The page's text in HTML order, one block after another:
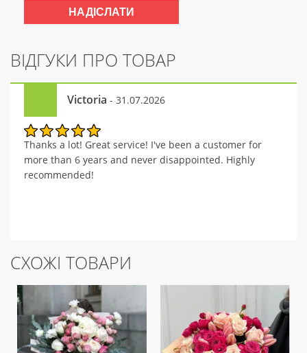
ВІДГУКИ ПРО ТОВАР
Victoria - 31.07.2026
Thanks a lot! Great service! I've been a customer for
more than 6 years and never disappointed. Highly
recommended!
СХОЖІ ТОВАРИ